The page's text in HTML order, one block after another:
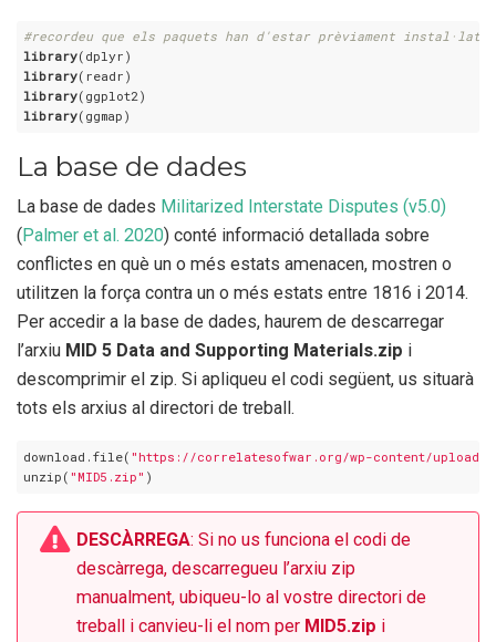
#recordeu que els paquets han d'estar prèviament instal·lats
library
library
library
library(ggmap)
La base de dades
La base de dades Militarized Interstate Disputes (v5.0)
(Palmer et al. 2020) conté informació detallada sobre
conflictes en què un o més estats amenacen, mostren o
utilitzen la força contra un o més estats entre 1816 i 2014.
Per accedir a la base de dades, haurem de descarregar
l’arxiu MID 5 Data and Supporting Materials.zip i
descomprimir el zip. Si apliqueu el codi següent, us situarà
tots els arxius al directori de treball.
download.file( "https://correlatesofwar.org/wp-content/uploads/
unzip( "MID5.zip" )
DESCÀRREGA: Si no us funciona el codi de
descàrrega, descarregueu l’arxiu zip
manualment, ubiqueu-lo al vostre directori de
treball i canvieu-li el nom per MID5.zip i